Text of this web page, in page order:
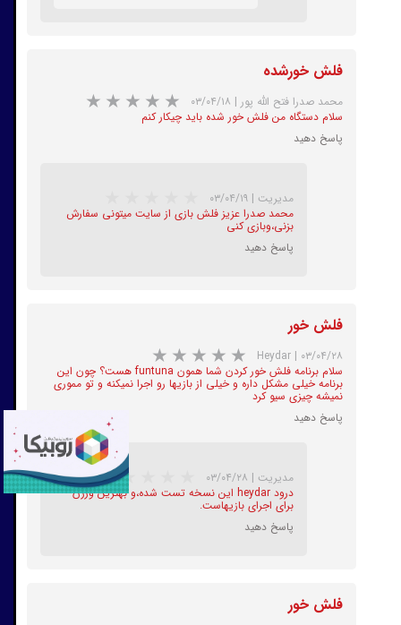
★★★★★
★ ★ ★ ★★
فلش خورشده
محمد صدرا فتح الله پور | ۰۳/۰۴/۱۸
سلام دستگاه من فلش خور شده باید چیکار کنم
پاسخ دهید
مدیریت | ۰۳/۰۴/۱۹
محمد صدرا عزیز فلش بازی از سایت میتونی سفارش
بزنی،وبازی کنی
پاسخ دهید
فلش خور
Heydar | ۰۳/۰۴/۲۸
سلام برنامه فلش خور کردن شما همون funtuna هست؟ چون این
برنامه خیلی مشکل داره و خیلی از بازیها رو اجرا نمیکنه و تو مموری
نمیشه چیزی سیو کرد
پاسخ دهید
مدیریت | ۰۳/۰۴/۲۸
درود heydar این نسخه تست شده،و بهترین ورژن
برای اجرای بازیهاست.
پاسخ دهید
فلش خور